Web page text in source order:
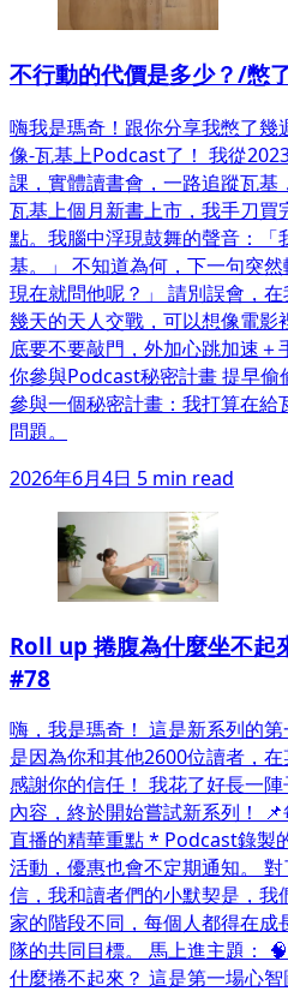
不行動的代價是多少？/憋
嗨我是瑪奇！跟你分享我憋了幾
像-瓦基上Podcast了！ 我從
課，實體讀書會，一路追蹤瓦基
瓦基上個月新書上市，我手刀
點。我腦中浮現鼓舞的聲音：
基。」 不知道為何，下一句突
現在就問他呢？」 請別誤會，
幾天的天人交戰，可以想像電
底要不要敲門，外加心跳加速
你參與Podcast秘密計畫 提早偷
參與一個秘密計畫：我打算在
問題。
2026年6月4日 5 min read
Roll up 捲腹為什麼坐不起
#78
嗨，我是瑪奇！ 這是新系列的
是因為你和其他2600位讀者，
感謝你的信任！ 我花了好長一
內容，終於開始嘗試新系列！
直播的精華重點 * Podcast錄製
活動，優惠也會不定期通知。
信，我和讀者們的小默契是，
家的階段不同，每個人都得在
隊的共同目標。 馬上進主題：
什麼捲不起來？ 這是第一場心智